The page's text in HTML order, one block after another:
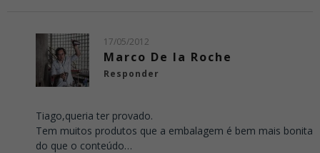
17/05/2012
Marco De la Roche
Responder
Tiago,queria ter provado.
Tem muitos produtos que a embalagem é bem mais bonita
do que o conteúdo…